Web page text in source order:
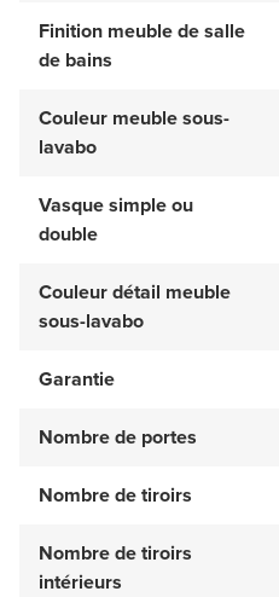
Finition meuble de salle
de bains
Couleur meuble sous-
lavabo
Vasque simple ou
double
Couleur détail meuble
sous-lavabo
Garantie
Nombre de portes
Nombre de tiroirs
Nombre de tiroirs
intérieurs